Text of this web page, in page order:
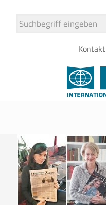
Kontakt